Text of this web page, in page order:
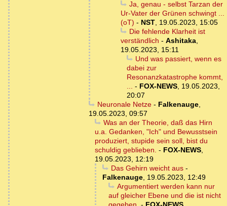
Ja, genau - selbst Tarzan der
Ur-Vater der Grünen schwingt ...
(oT) - NST, 19.05.2023, 15:05
Die fehlende Klarheit ist
verständlich - Ashitaka,
19.05.2023, 15:11
Und was passiert, wenn es
dabei zur
Resonanzkatastrophe kommt,
... - FOX-NEWS, 19.05.2023,
20:07
Neuronale Netze- Falkenauge,
19.05.2023, 09:57
Was an der Theorie, daß das Hirn
u.a. Gedanken, "Ich" und Bewusstsein
produziert, stupide sein soll, bist du
schuldig geblieben. - FOX-NEWS,
19.05.2023, 12:19
Das Gehirn weicht aus-
Falkenauge, 19.05.2023, 12:49
Argumentiert werden kann nur
auf gleicher Ebene und die ist nicht